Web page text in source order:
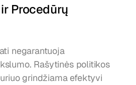
Procedūrų
negarantuoja
Rašytinės politikos
grindžiama efektyvi